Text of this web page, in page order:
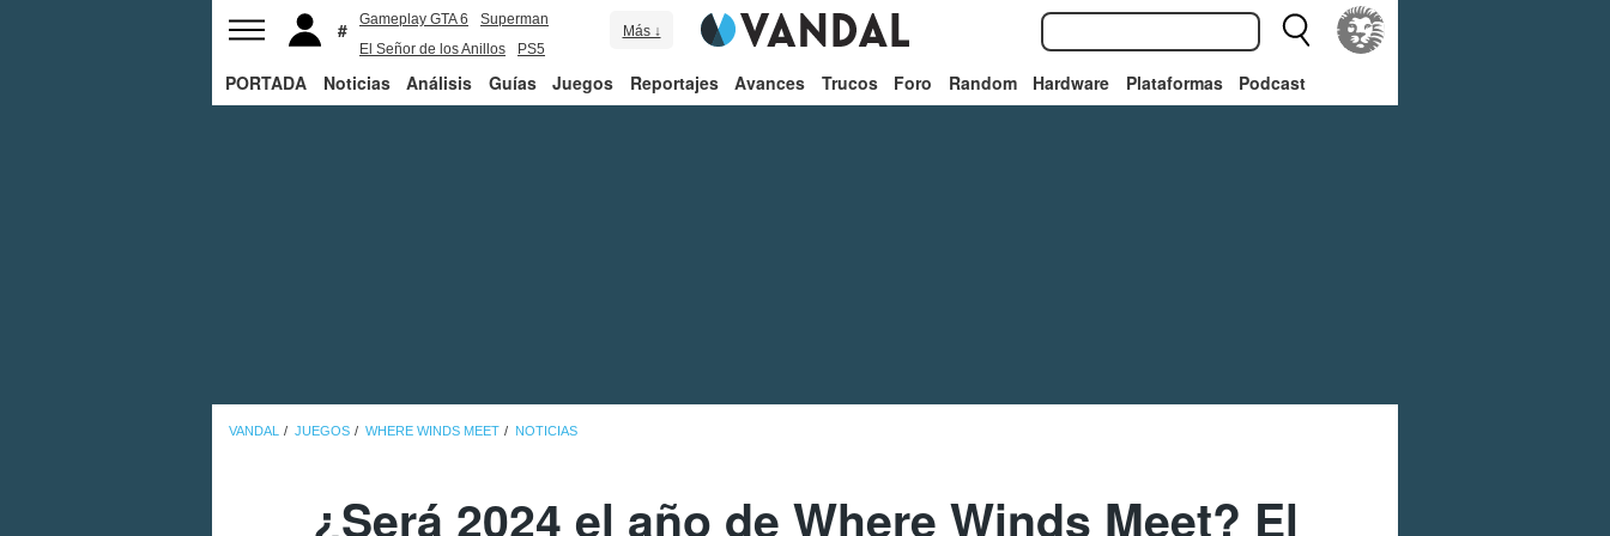
Gameplay GTA 6
Superman
El Señor de los Anillos
PS5
Más ↓
PORTADA Noticias Análisis Guías Juegos Reportajes Avances Trucos Foro Random Hardware Plataformas Podcast
VANDAL JUEGOS WHERE WINDS MEET NOTICIAS
¿Será 2024 el año de Where Winds Meet? El